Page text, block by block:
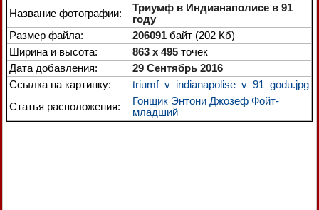
Название фотографии:
Триумф в Индианаполисе в 91
году
Размер файла:
206091 байт (202 Кб)
Ширина и высота:
863 x 495 точек
Дата добавления:
29 Сентябрь 2016
Ссылка на картинку:
triumf_v_indianapolise_v_91_godu.jpg
Статья расположения:
Гонщик Энтони Джозеф Фойт-
младший